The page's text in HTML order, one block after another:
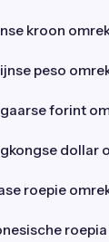
kroon
peso
forint
dollar
roepie